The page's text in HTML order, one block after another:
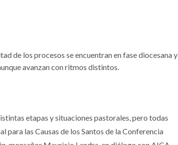
de los procesos se encuentran en fase diocesana y
avanzan con ritmos distintos.
etapas y situaciones pastorales, pero todas
para las Causas de los Santos de la Conferencia